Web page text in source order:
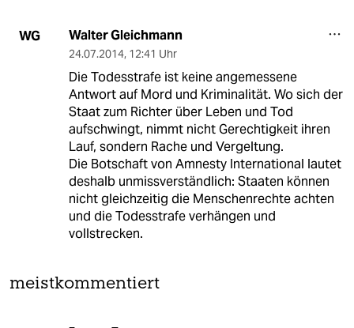
WG Walter Gleichmann
24.07.2014, 12:41 Uhr
Die Todesstrafe ist keine angemessene
Antwort auf Mord und Kriminalität. Wo sich der
Staat zum Richter über Leben und Tod
aufschwingt, nimmt nicht Gerechtigkeit ihren
Lauf, sondern Rache und Vergeltung.
Die Botschaft von Amnesty International lautet
deshalb unmissverständlich: Staaten können
nicht gleichzeitig die Menschenrechte achten
und die Todesstrafe verhängen und
vollstrecken.
meistkommentiert